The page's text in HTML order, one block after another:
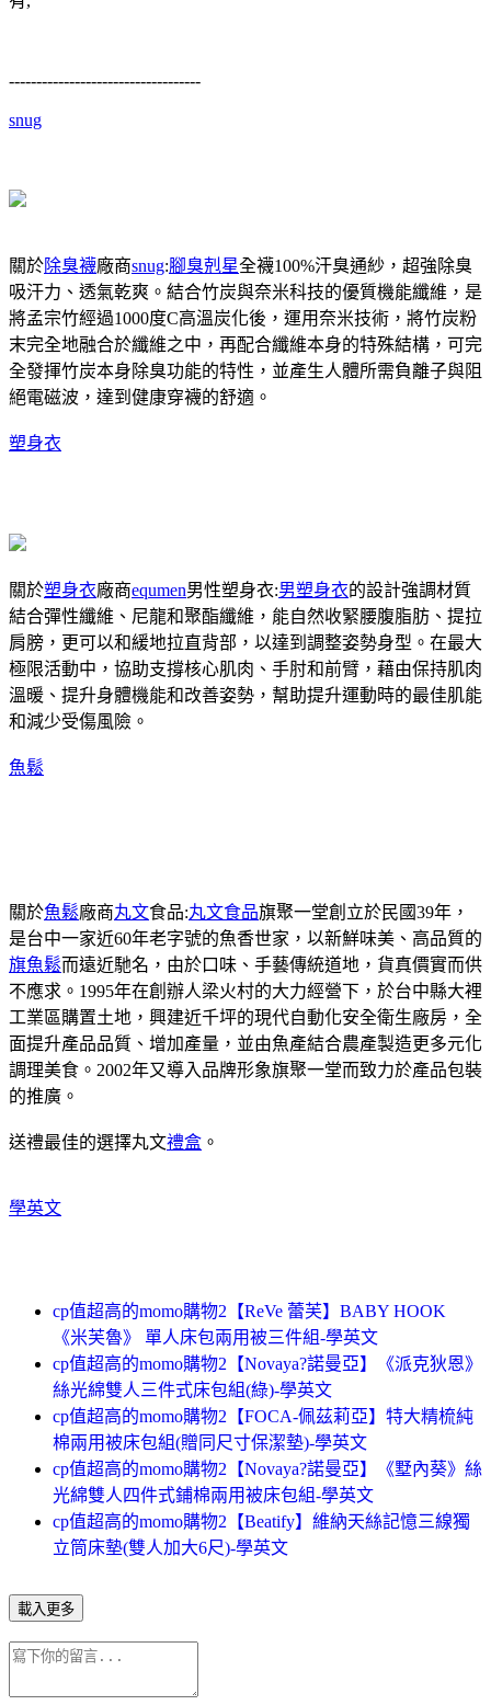
-----------------------------------
snug
關於除臭襪廠商snug:腳臭剋星全襪100%汗臭通紗，超強除臭
吸汗力、透氣乾爽。結合竹炭與奈米科技的優質機能纖維，是
將孟宗竹經過1000度C高溫炭化後，運用奈米技術，將竹炭粉
末完全地融合於纖維之中，再配合纖維本身的特殊結構，可完
全發揮竹炭本身除臭功能的特性，並產生人體所需負離子與阻
絕電磁波，達到健康穿襪的舒適。
塑身衣
關於塑身衣廠商equmen男性塑身衣:男塑身衣的設計強調材質
結合彈性纖維、尼龍和聚酯纖維，能自然收緊腰腹脂肪、提拉
肩膀，更可以和緩地拉直背部，以達到調整姿勢身型。在最大
極限活動中，協助支撐核心肌肉、手肘和前臂，藉由保持肌肉
溫暖、提升身體機能和改善姿勢，幫助提升運動時的最佳肌能
和減少受傷風險。
魚鬆
關於魚鬆廠商丸文食品:丸文食品旗聚一堂創立於民國39年，
是台中一家近60年老字號的魚香世家，以新鮮味美、高品質的
旗魚鬆而遠近馳名，由於口味、手藝傳統道地，貨真價實而供
不應求。1995年在創辦人梁火村的大力經營下，於台中縣大裡
工業區購置土地，興建近千坪的現代自動化安全衛生廠房，全
面提升產品品質、增加產量，並由魚產結合農產製造更多元化
調理美食。2002年又導入品牌形象旗聚一堂而致力於產品包裝
的推廣。
送禮最佳的選擇丸文禮盒 。
學英文
cp值超高的momo購物2【ReVe 蕾芙】BABY HOOK
《米芙魯》 單人床包兩用被三件組-學英文
cp值超高的momo購物2【Novaya?諾曼亞】《派克狄恩》
絲光綿雙人三件式床包組(綠)-學英文
cp值超高的momo購物2【FOCA-佩茲莉亞】特大精梳純
棉兩用被床包組(贈同尺寸保潔墊)-學英文
cp值超高的momo購物2【Novaya?諾曼亞】《墅內葵》絲
光綿雙人四件式鋪棉兩用被床包組-學英文
cp值超高的momo購物2【Beatify】維納天絲記憶三線獨
立筒床墊(雙人加大6尺)-學英文
載入更多